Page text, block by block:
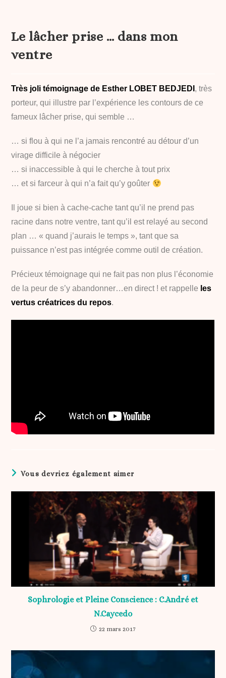
Le lâcher prise … dans mon
ventre
Très joli témoignage de Esther LOBET BEDJEDI , très
porteur, qui illustre par l’expérience les contours de ce
fameux lâcher prise, qui semble …
… si flou à qui ne l’a jamais rencontré au détour d’un
virage difficile à négocier
… si inaccessible à qui le cherche à tout prix
… et si farceur à qui n’a fait qu’y goûter
Il joue si bien à cache-cache tant qu’il ne prend pas
racine dans notre ventre, tant qu’il est relayé au second
plan … « quand j’aurais le temps », tant que sa
puissance n’est pas intégrée comme outil de création.
Précieux témoignage qui ne fait pas non plus l’économie
de la peur de s’y abandonner…en direct ! et rappelle les
vertus créatrices du repos.
Vous devriez également aimer
Sophrologie et Pleine Conscience : C.André et
N.Caycedo
22 mars 2017